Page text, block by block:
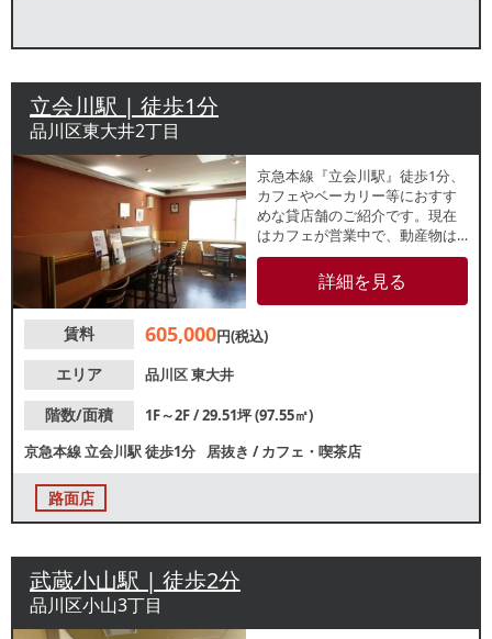
立会川駅 | 徒歩1分
品川区東大井2丁目
京急本線『立会川駅』徒歩1分、
カフェやベーカリー等におすす
めな貸店舗のご紹介です。現在
はカフェが営業中で、動産物は
撤去予定です。駅前商店街沿い
の路面店で、イートインでの休
憩需要や駅利用客のテイクアウ
等、お気軽にお問合せくださ
詳細を見る
賃料 605,000円(税込)
エリア
品川区東大井
階数/面積
1F～2F / 29.51坪 (97.55㎡)
京急本線立会川駅徒歩1分 居抜き /カフェ・喫茶店
路面店
武蔵小山駅 | 徒歩2分
品川区小山3丁目